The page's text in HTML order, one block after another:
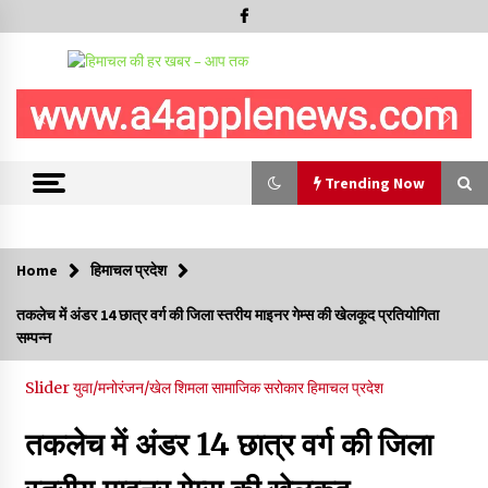
Trending Now
हिमाचल सरकार मछुआरों को नावों और मछली पकड़ने के उपकरणों पर डे रही
70 से 90% तक सब्सिडी
08/08/2026
Home हिमाचल प्रदेश
तकलेच में अंडर 14 छात्र वर्ग की जिला स्तरीय माइनर गेम्स की खेलकूद प्रतियोगिता
सम्पन्न
Sliderयुवा/मनोरंजन/खेलशिमलासामाजिक सरोकारहिमाचल प्रदेश
तकलेच में अंडर 14 छात्र वर्ग की जिला